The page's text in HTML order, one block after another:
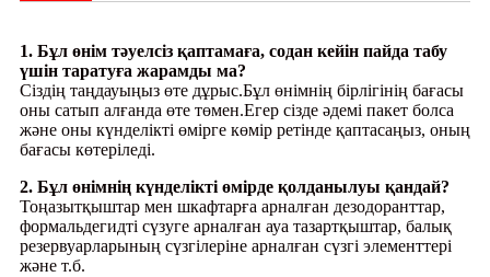
1. Бұл өнім тәуелсіз қаптамаға, содан кейін пайда табу
үшін таратуға жарамды ма?
Сіздің таңдауыңыз өте дұрыс.Бұл өнімнің бірлігінің бағасы
оны сатып алғанда өте төмен.Егер сізде әдемі пакет болса
және оны күнделікті өмірге көмір ретінде қаптасаңыз, оның
бағасы көтеріледі.
2. Бұл өнімнің күнделікті өмірде қолданылуы қандай?
Тоңазытқыштар мен шкафтарға арналған дезодоранттар,
формальдегидті сүзуге арналған ауа тазартқыштар, балық
резервуарларының сүзгілеріне арналған сүзгі элементтері
және т.б.